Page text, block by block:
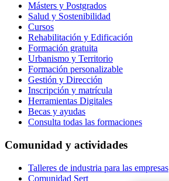
Másters y Postgrados
Salud y Sostenibilidad
Cursos
Rehabilitación y Edificación
Formación gratuita
Urbanismo y Territorio
Formación personalizable
Gestión y Dirección
Inscripción y matrícula
Herramientas Digitales
Becas y ayudas
Consulta todas las formaciones
Comunidad y actividades
Talleres de industria para las empresas
Comunidad Sert